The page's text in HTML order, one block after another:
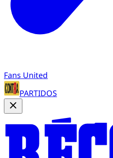
Fans United
PARTIDOS